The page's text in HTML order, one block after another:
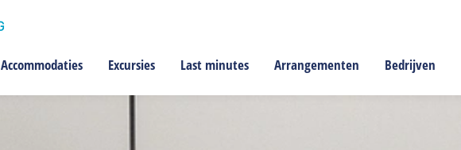
Accommodaties Excursies Last minutes Arrangementen Bedrijven